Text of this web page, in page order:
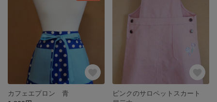
カフェエプロン 青
ピンクのサロペットスカート